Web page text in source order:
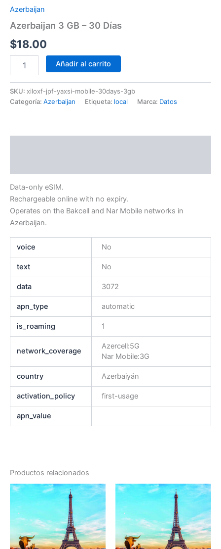
Azerbaijan
Azerbaijan 3 GB – 30 Días
$18.00
Añadir al carrito
SKU: xiloxf-jpf-yaxsi-mobile-30days-3gb
Categoría: Azerbaijan Etiqueta: local Marca: Datos
Data-only eSIM.
Rechargeable online with no expiry.
Operates on the Bakcell and Nar Mobile networks in
Azerbaijan.
voice No
text No
data 3072
apn_type automatic
is_roaming 1
network_coverage
Azercell:5G
Nar Mobile:3G
country Azerbaiyán
activation_policy first-usage
apn_value
Productos relacionados